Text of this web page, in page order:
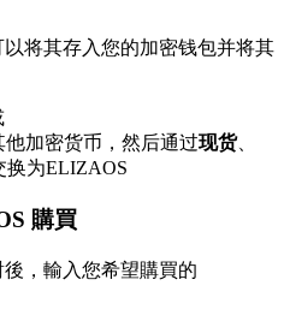
将其存入您的加密钱包并将其
他加密货币，然后通过现货、
换为ELIZAOS
購買
，輸入您希望購買的